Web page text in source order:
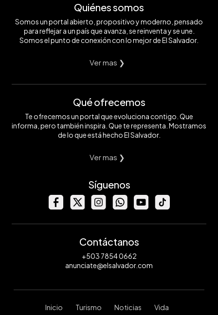
Quiénes somos
Somos un portal abierto, propositivo y moderno, pensado
para reflejar a un país que avanza, se reinventa y se une.
Somos el punto de conexión con lo mejor de El Salvador.
Ver mas ❯
Qué ofrecemos
Te ofrecemos un portal que evoluciona contigo. Que
informa, pero también inspira. Que te representa. Mostramos
de lo que está hecho El Salvador.
Ver mas ❯
Síguenos
Contáctanos
+503 7854 0662
anunciate@elsalvador.com
Inicio Turismo Noticias Vida